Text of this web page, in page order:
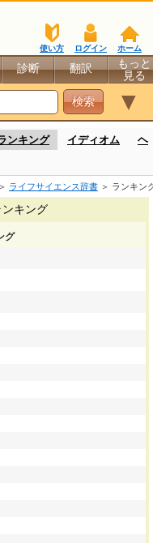
ホーム
ログイン
使い方
診断 翻訳
もっと
見る
▼
ンキング イディオム
ヘ
＞ ライフサイエンス辞書 ＞ ランキン
キング
グ